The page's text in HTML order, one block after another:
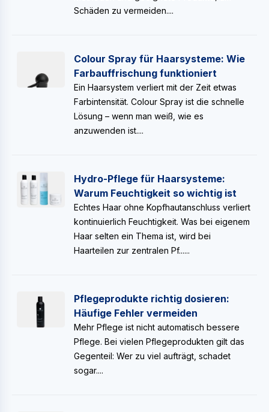
Schäden zu vermeiden....
Colour Spray für Haarsysteme: Wie
Farbauffrischung funktioniert
Ein Haarsystem verliert mit der Zeit etwas
Farbintensität. Colour Spray ist die schnelle
Lösung – wenn man weiß, wie es
anzuwenden ist....
Hydro-Pflege für Haarsysteme:
Warum Feuchtigkeit so wichtig ist
Echtes Haar ohne Kopfhautanschluss verliert
kontinuierlich Feuchtigkeit. Was bei eigenem
Haar selten ein Thema ist, wird bei
Haarteilen zur zentralen Pf......
Pflegeprodukte richtig dosieren:
Häufige Fehler vermeiden
Mehr Pflege ist nicht automatisch bessere
Pflege. Bei vielen Pflegeprodukten gilt das
Gegenteil: Wer zu viel aufträgt, schadet
sogar....